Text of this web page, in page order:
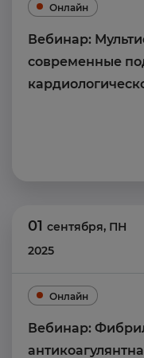
Онлайн
Вебинар:
современные
01 сентября, ПН
2025
Онлайн
Вебинар: